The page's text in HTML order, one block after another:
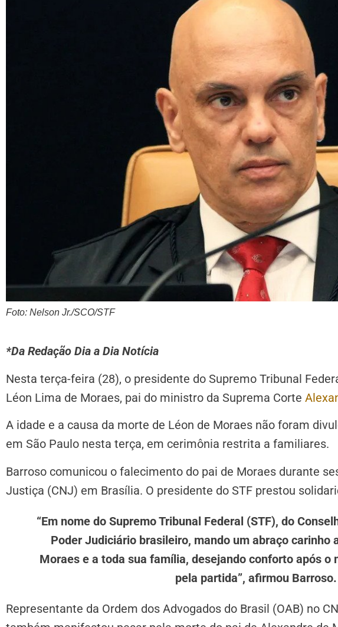
Foto: Nelson Jr./SCO/STF
*Da Redação Dia a Dia Notícia
Nesta terça-feira (28), o presidente do Supremo Tribunal
Léon Lima de Moraes, pai do ministro da Suprema Corte
A idade e a causa da morte de Léon de Moraes não foram
em São Paulo nesta terça, em cerimônia restrita a familiares.
Barroso comunicou o falecimento do pai de Moraes durante
Justiça (CNJ) em Brasília. O presidente do STF prestou
“Em nome do Supremo Tribunal Federal (STF), do
Poder Judiciário brasileiro, mando um abraço carinho
Moraes e a toda sua família, desejando conforto após o
pela partida”, afirmou Barroso.
Representante da Ordem dos Advogados do Brasil (OAB) no